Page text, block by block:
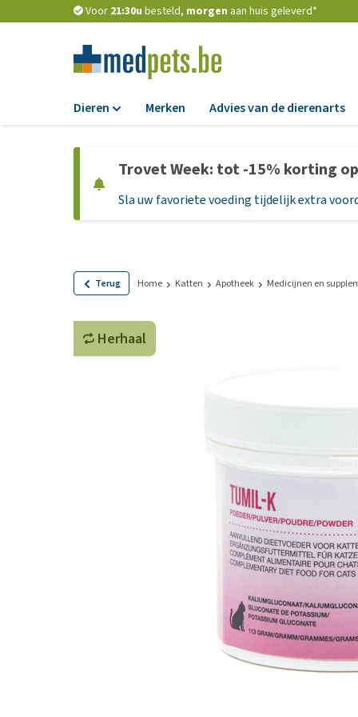
Voor 21:30u besteld, morgen aan huis geleverd*
Dieren
Hondenbrokken
Natvoer
Graanvrij
Bekijk alles
Merken Advies van de dierenarts
Trovet Week: tot -15% korting
Sla uw favoriete voeding tijdelijk extra
Terug Home Katten Apotheek Medicijnen en
Herhaal